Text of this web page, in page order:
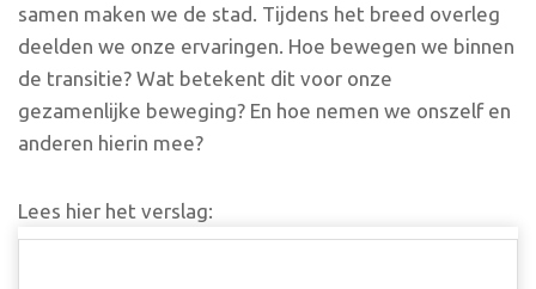
samen maken we de stad. Tijdens het breed overleg
deelden we onze ervaringen. Hoe bewegen we binnen
de transitie? Wat betekent dit voor onze
gezamenlijke beweging? En hoe nemen we onszelf en
anderen hierin mee?
Lees hier het verslag: